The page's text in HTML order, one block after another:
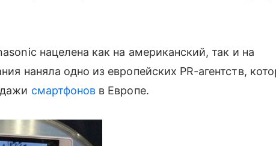
нацелена как на американский, так и на
наняла одно из европейских PR-агентств,
смартфонов в Европе.